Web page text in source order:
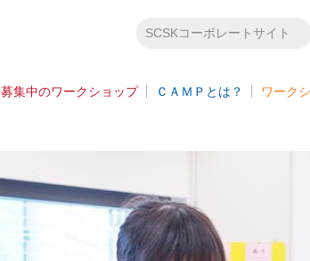
SCSKコーポレートサイト
募集中のワークショップ ＣＡＭＰとは？ ワーク